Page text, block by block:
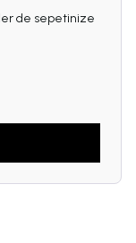
de sepetinize